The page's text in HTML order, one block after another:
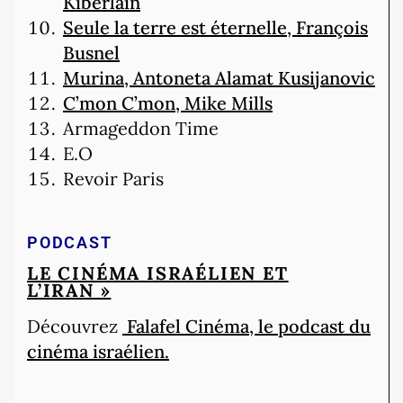
Seule la terre est éternelle, François
Busnel
Murina, Antoneta Alamat Kusijanovic
C’mon C’mon, Mike Mills
Armageddon Time
E.O
Revoir Paris
PODCAST
LE CINÉMA ISRAÉLIEN ET
L’IRAN »
Découvrez Falafel Cinéma, le podcast du
cinéma israélien.